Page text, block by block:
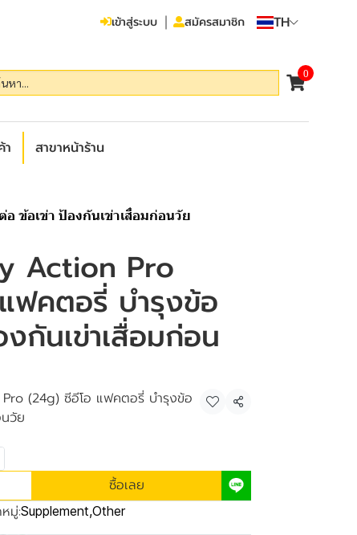
เข้าสู่ระบบ สมัครสมาชิก TH
0
า สาขาหน้าร้าน
ข้อเข่า ป้องกันเข่าเสื่อมก่อนวัย
Action Pro
ฟคตอรี่ บำรุงข้อ
กันเข่าเสื่อมก่อน
(24g) ซีอีโอ แฟคตอรี่ บำรุงข้อ
วัย
แชร์
ซื้อเลย
มู่:Supplement,Other